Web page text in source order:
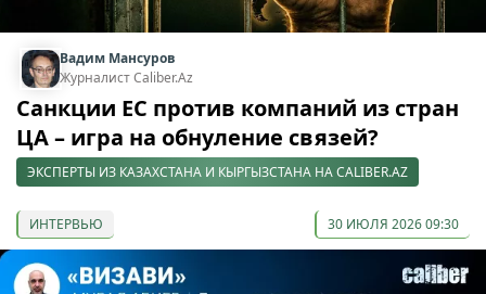
Вадим Мансуров
Журналист Caliber.Az
Санкции ЕС против компаний из стран
ЦА – игра на обнуление связей?
ЭКСПЕРТЫ ИЗ КАЗАХСТАНА И КЫРГЫЗСТАНА НА CALIBER.AZ
ИНТЕРВЬЮ 30 ИЮЛЯ 2026 09:30